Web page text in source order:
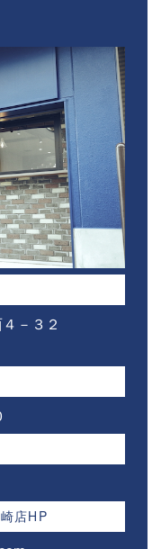
－３２⁣
店HP